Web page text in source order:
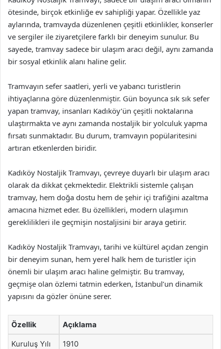
ötesinde, birçok etkinliğe ev sahipliği yapar. Özellikle yaz
aylarında, tramvayda düzenlenen çeşitli etkinlikler, konserler
ve sergiler ile ziyaretçilere farklı bir deneyim sunulur. Bu
sayede, tramvay sadece bir ulaşım aracı değil, aynı zamanda
bir sosyal etkinlik alanı haline gelir.
Tramvayın sefer saatleri, yerli ve yabancı turistlerin
ihtiyaçlarına göre düzenlenmiştir. Gün boyunca sık sık sefer
yapan tramvay, insanları Kadıköy’ün çeşitli noktalarına
ulaştırmakta ve aynı zamanda nostaljik bir yolculuk yapma
fırsatı sunmaktadır. Bu durum, tramvayın popülaritesini
artıran etkenlerden biridir.
Kadıköy Nostaljik Tramvayı, çevreye duyarlı bir ulaşım aracı
olarak da dikkat çekmektedir. Elektrikli sistemle çalışan
tramvay, hem doğa dostu hem de şehir içi trafiğini azaltma
amacına hizmet eder. Bu özellikleri, modern ulaşımın
gereklilikleri ile geçmişin nostaljisini bir araya getirir.
Kadıköy Nostaljik Tramvayı, tarihi ve kültürel açıdan zengin
bir deneyim sunan, hem yerel halk hem de turistler için
önemli bir ulaşım aracı haline gelmiştir. Bu tramvay,
geçmişe olan özlemi tatmin ederken, İstanbul’un dinamik
yapısını da gözler önüne serer.
Özellik Açıklama
Kuruluş Yılı 1910